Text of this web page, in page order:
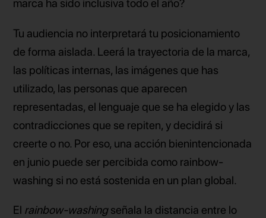
marca ha sido inclusiva todo el año?
Tu audiencia no interpretará tu posicionamiento
de forma aislada. Leerá la trayectoria de la marca,
las políticas internas, las imágenes que has
utilizado, las personas que aparecen
representadas, el lenguaje que se ha elegido y las
contradicciones que se repiten, y decidirá si
creerte o no. Por eso, una acción bienintencionada
en junio puede ser percibida como rainbow-
washing si no está sostenida en un plan global.
El rainbow-washingseñala la distancia entre lo